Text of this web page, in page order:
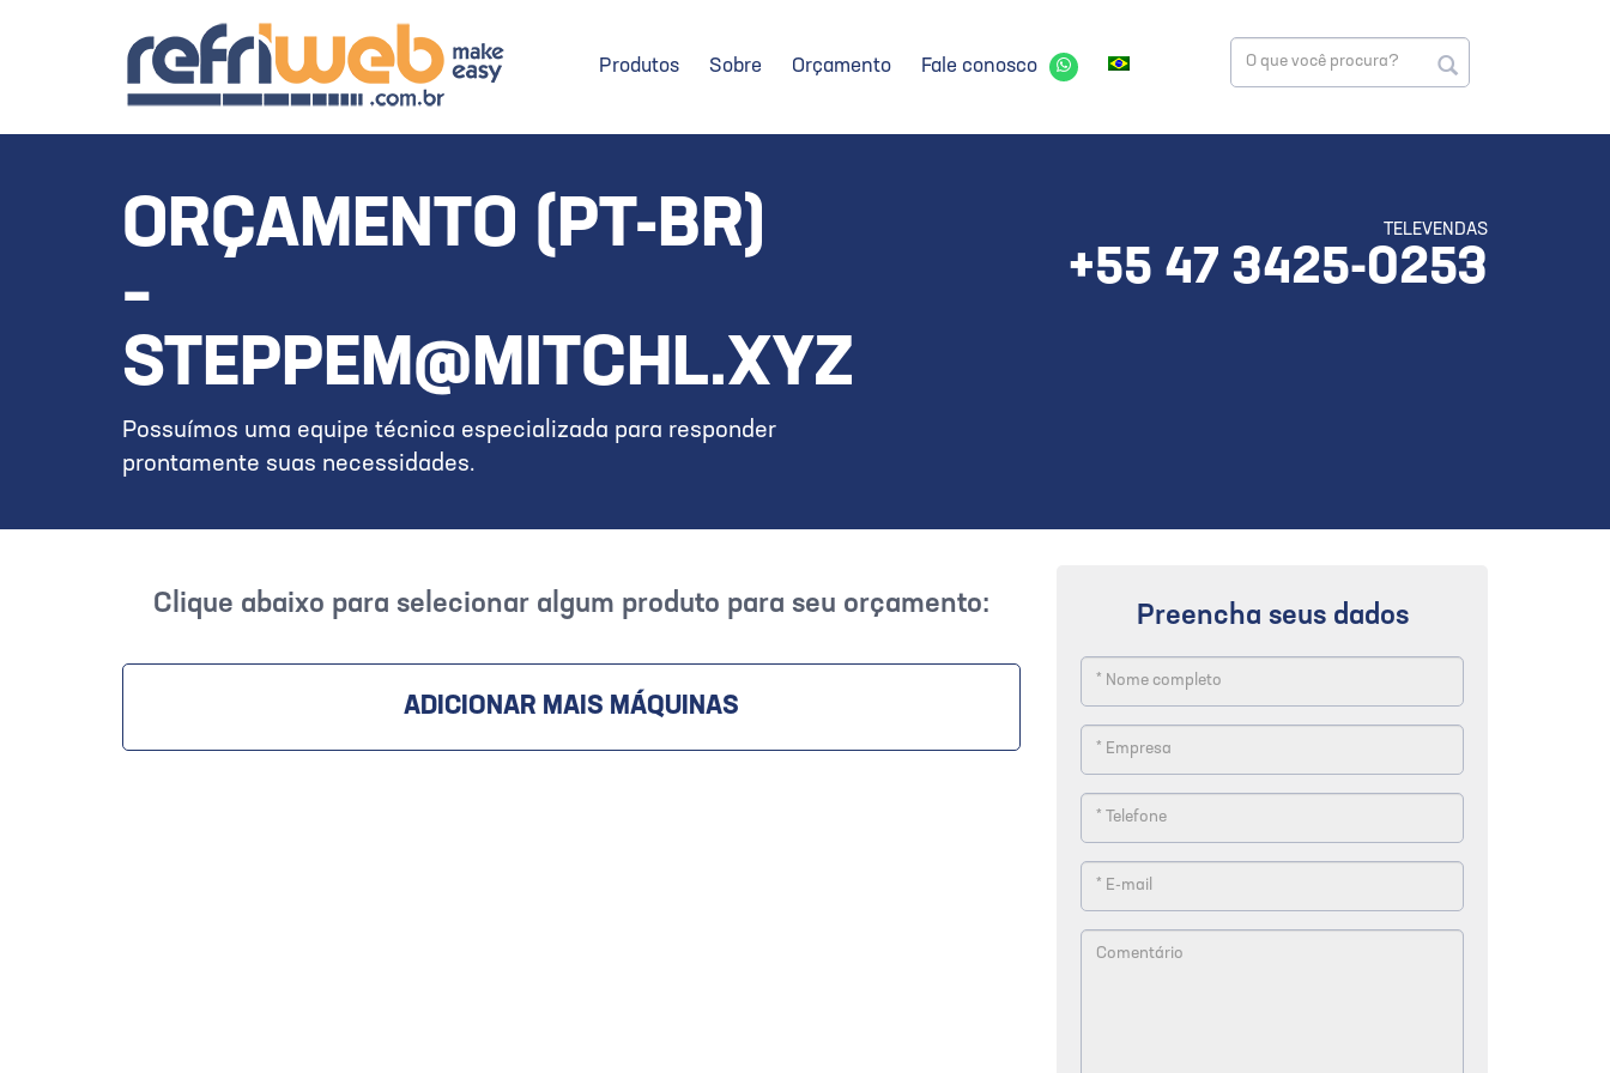
Produtos Sobre Orçamento Fale conosco
ORÇAMENTO (PT-BR)
–
STEPPEM@MITCHL.XYZ
Possuímos uma equipe técnica especializada para responder
prontamente suas necessidades.
TELEVENDAS
+55 47 3425-0253
Clique abaixo para selecionar algum produto para seu orçamento:
ADICIONAR MAIS MÁQUINAS
Preencha seus dados